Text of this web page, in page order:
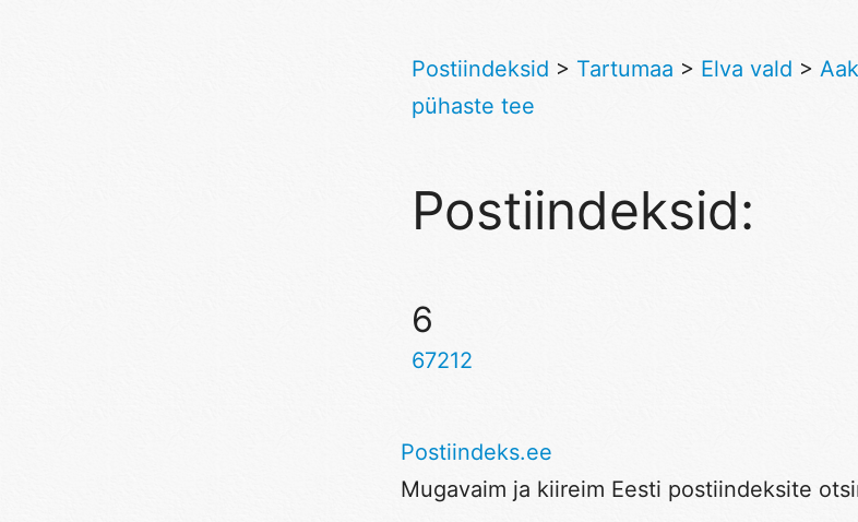
Postiindeksid > Tartumaa > Elva vald >
pühaste tee
Postiindeksid:
6
67212
Postiindeks.ee
Mugavaim ja kiireim Eesti postiindeksite